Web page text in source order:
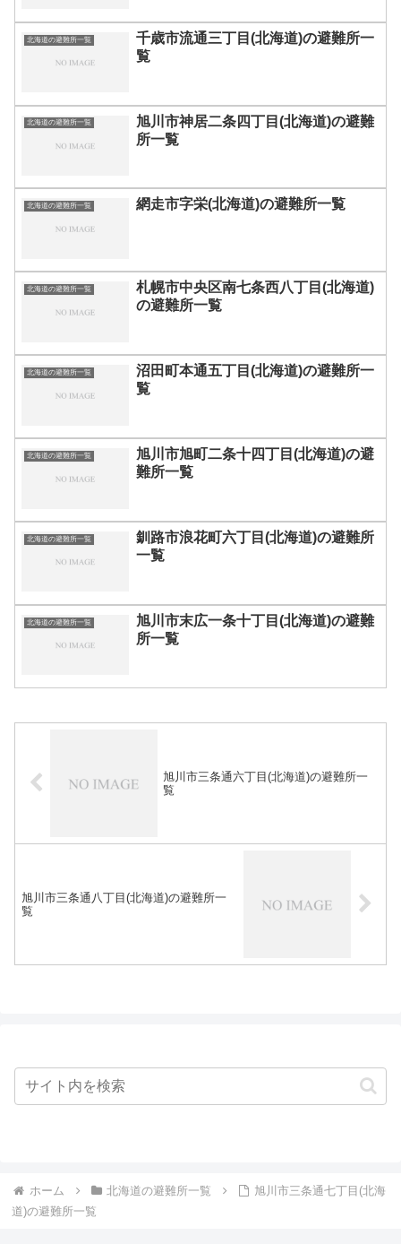
北海道の避難所一覧
千歳市流通三丁目(北海道)の避難所一
覧
北海道の避難所一覧
旭川市神居二条四丁目(北海道)の避難
所一覧
北海道の避難所一覧 網走市字栄(北海道)の避難所一覧
北海道の避難所一覧
札幌市中央区南七条西八丁目(北海道)
の避難所一覧
北海道の避難所一覧
沼田町本通五丁目(北海道)の避難所一
覧
北海道の避難所一覧
旭川市旭町二条十四丁目(北海道)の避
難所一覧
北海道の避難所一覧
釧路市浪花町六丁目(北海道)の避難所
一覧
北海道の避難所一覧
旭川市末広一条十丁目(北海道)の避難
所一覧
旭川市三条通六丁目(北海道)の避難所一
覧
旭川市三条通八丁目(北海道)の避難所一
覧
ホーム 北海道の避難所一覧
旭川市三条通七丁目(北海
道)の避難所一覧